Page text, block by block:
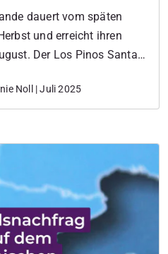
dauert vom späten
und erreicht ihren
Der Los Pinos Santa
ist das Internationale
Noll | Juli 2025